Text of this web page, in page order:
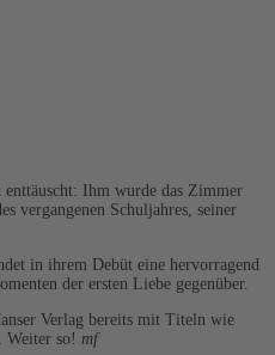
Ihm wurde das Zimmer
vergangenen Schuljahres, seiner
in ihrem Debüt eine hervorragend
der ersten Liebe gegenüber.
Verlag bereits mit Titeln wie
Weiter so! mf